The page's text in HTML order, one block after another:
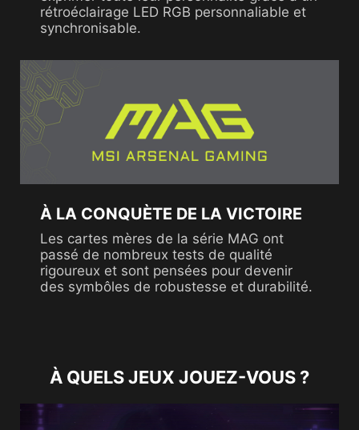
rétroéclairage LED RGB personnaliable et
synchronisable.
À LA CONQUÈTE DE LA VICTOIRE
Les cartes mères de la série MAG ont
passé de nombreux tests de qualité
rigoureux et sont pensées pour devenir
des symbôles de robustesse et durabilité.
À QUELS JEUX JOUEZ-VOUS ?